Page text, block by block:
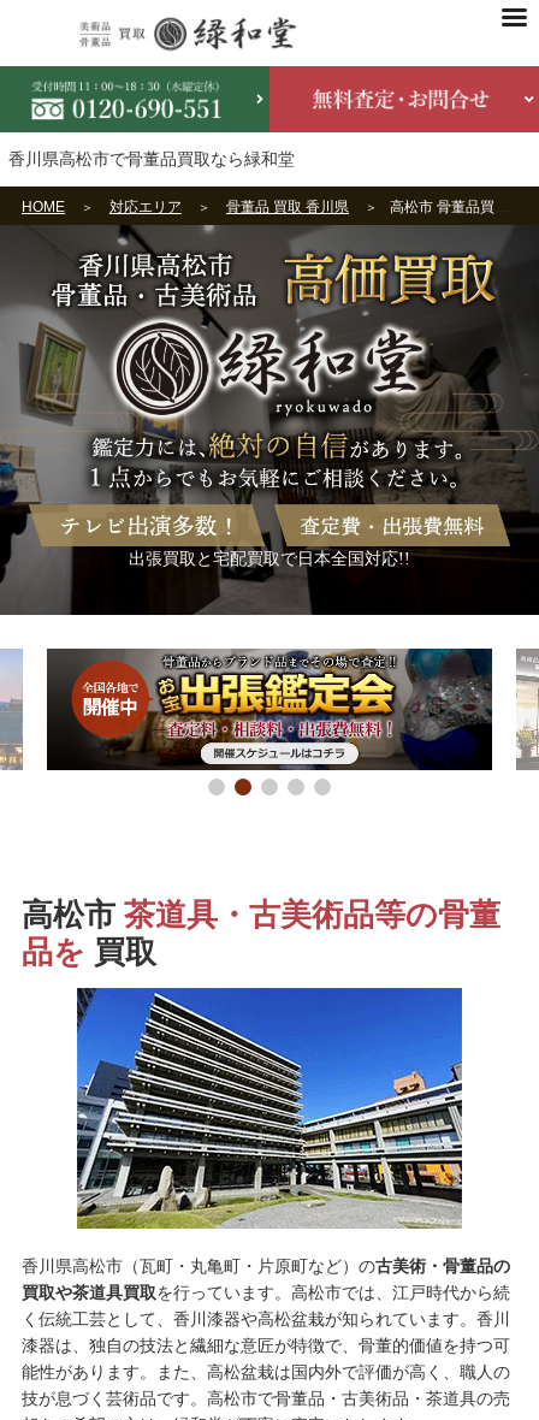
香川県高松市で骨董品買取なら緑和堂
HOME 対応エリア 骨董品 買取 香川県 高松市 骨董品買取
出張買取と宅配買取で日本全国対応!!
高松市 茶道具・古美術品等の骨董
品を 買取
香川県高松市（瓦町・丸亀町・片原町など）の古美術・骨董品の
買取や茶道具買取を行っています。高松市では、江戸時代から続
く伝統工芸として、香川漆器や高松盆栽が知られています。香川
漆器は、独自の技法と繊細な意匠が特徴で、骨董的価値を持つ可
能性があります。また、高松盆栽は国内外で評価が高く、職人の
技が息づく芸術品です。高松市で骨董品・古美術品・茶道具の売